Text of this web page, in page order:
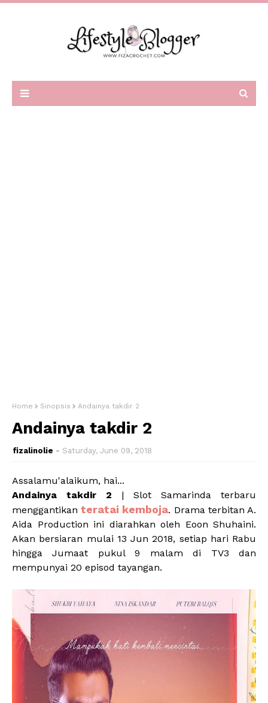
Home Sinopsis Andainya takdir 2
Andainya takdir 2
fizalinolie Saturday, June 09, 2018
Assalamu'alaikum, hai...
Andainya takdir 2 | Slot Samarinda terbaru
menggantikanteratai kemboja. Drama terbitan A.
Aida Production ini diarahkan oleh Eoon Shuhaini.
Akan bersiaran mulai 13 Jun 2018, setiap hari Rabu
hingga Jumaat pukul 9 malam di TV3 dan
mempunyai 20 episod tayangan.